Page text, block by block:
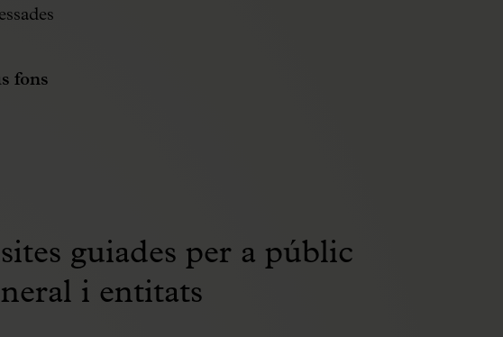
fons
guiades per a públic
i entitats